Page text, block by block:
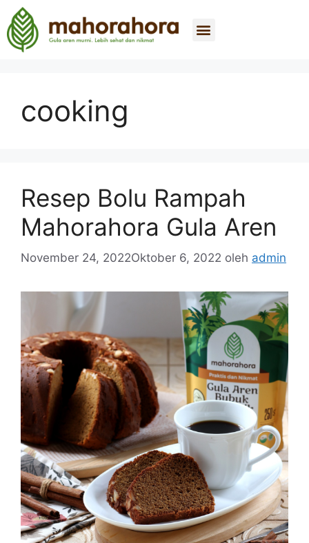
cooking
Resep Bolu Rampah
Mahorahora Gula Aren
November 24, 2022Oktober 6, 2022 oleh admin